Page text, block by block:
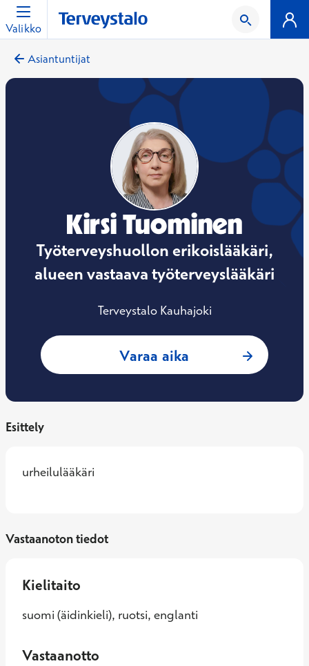
Valikko
Asiantuntijat
Kirsi Tuominen
Työterveyshuollon erikoislääkäri,
alueen vastaava työterveyslääkäri
Terveystalo Kauhajoki
Varaa aika : Kirsi
Esittely
urheilulääkäri
Vastaanoton tiedot
Kielitaito
suomi (äidinkieli), ruotsi, englanti
Vastaanotto